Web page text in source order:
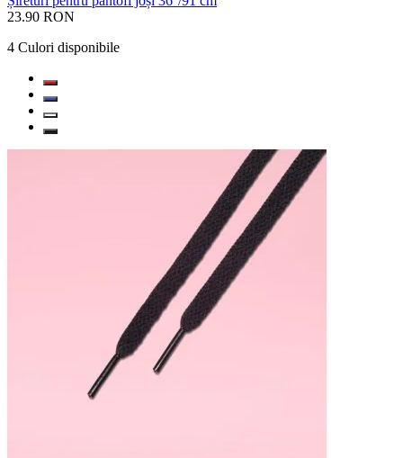
23.90 RON
4 Culori disponibile